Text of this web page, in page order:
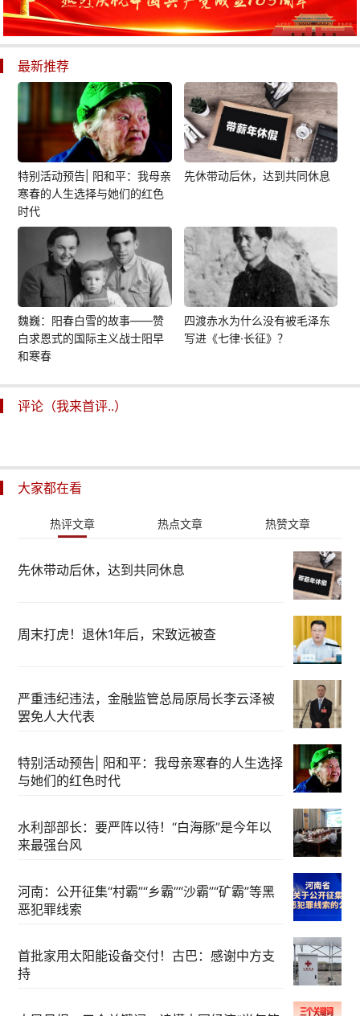
最新推荐
特别活动预告| 阳和平：我母亲
寒春的人生选择与她们的红色
时代
先休带动后休，达到共同休息
魏巍：阳春白雪的故事——赞
白求恩式的国际主义战士阳早
和寒春
四渡赤水为什么没有被毛泽东
写进《七律·长征》？
评论（我来首评..）
大家都在看
热评文章 热点文章 热赞文章
先休带动后休，达到共同休息
周末打虎！退休1年后，宋致远被查
严重违纪违法，金融监管总局原局长李云泽被
罢免人大代表
特别活动预告| 阳和平：我母亲寒春的人生选择
与她们的红色时代
水利部部长：要严阵以待！“白海豚”是今年以
来最强台风
河南：公开征集“村霸”“乡霸”“沙霸”“矿霸”等黑
恶犯罪线索
首批家用太阳能设备交付！古巴：感谢中方支
持